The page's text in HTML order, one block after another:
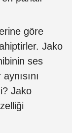
göre
Jako
ses
Jako